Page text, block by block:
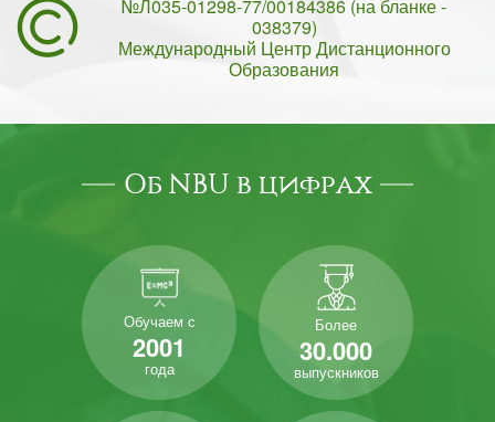
№Л035-01298-77/00184386 (на бланке -
038379)
Международный Центр Дистанционного
Образования
Об NBU в цифрах
Обучаем с
2001
года
Более
30.000
выпускников